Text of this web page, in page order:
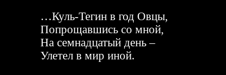
…Куль-Тегин в год Овцы,
Попрощавшись со мной,
На семнадцатый день –
Улетел в мир иной.